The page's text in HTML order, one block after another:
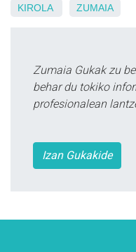
KIROLA ZUMAIA
Zumaia Gukak zu
behar du tokiko
profesionalean
Izan Gukakide